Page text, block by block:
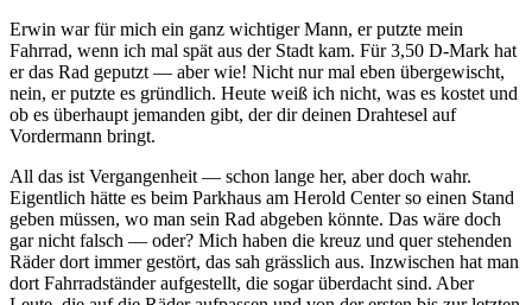
Erwin war für mich ein ganz wichtiger Mann, er putzte mein
Fahrrad, wenn ich mal spät aus der Stadt kam. Für 3,50 D-Mark hat
er das Rad geputzt — aber wie! Nicht nur mal eben übergewischt,
nein, er putzte es gründlich. Heute weiß ich nicht, was es kostet und
ob es überhaupt jemanden gibt, der dir deinen Drahtesel auf
Vordermann bringt.
All das ist Vergangenheit — schon lange her, aber doch wahr.
Eigentlich hätte es beim Parkhaus am Herold Center so einen Stand
geben müssen, wo man sein Rad abgeben könnte. Das wäre doch
gar nicht falsch — oder? Mich haben die kreuz und quer stehenden
Räder dort immer gestört, das sah grässlich aus. Inzwischen hat man
dort Fahrradständer aufgestellt, die sogar überdacht sind. Aber